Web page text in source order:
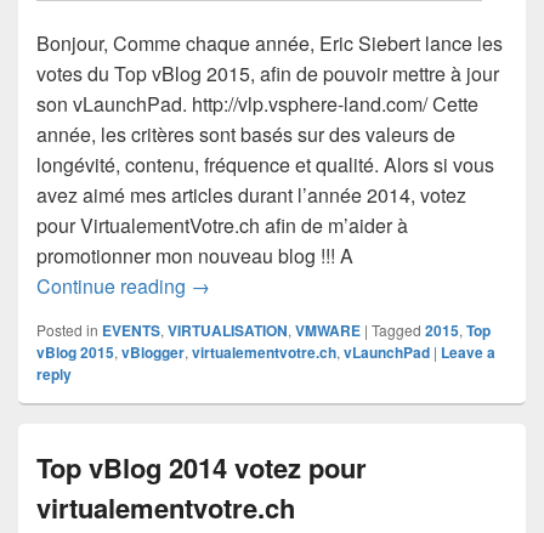
Bonjour, Comme chaque année, Eric Siebert lance les
votes du Top vBlog 2015, afin de pouvoir mettre à jour
son vLaunchPad. http://vlp.vsphere-land.com/ Cette
année, les critères sont basés sur des valeurs de
longévité, contenu, fréquence et qualité. Alors si vous
avez aimé mes articles durant l’année 2014, votez
pour VirtualementVotre.ch afin de m’aider à
promotionner mon nouveau blog !!! A
Continue reading Votez pour Top vBloggers 2015
→
Posted in EVENTS, VIRTUALISATION, VMWARE | Tagged 2015, Top
vBlog 2015, vBlogger, virtualementvotre.ch, vLaunchPad | Leave a
reply
Top vBlog 2014 votez pour
virtualementvotre.ch